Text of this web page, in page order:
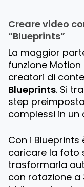
Creare video
“Blueprints”
La maggior
funzione Motion
creatori di
Blueprints. Si
step
complessi in un
Con i Blueprints
caricare la foto
trasformarla
con rotazione a